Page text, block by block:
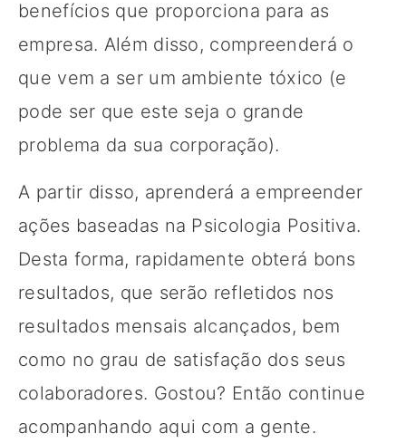
benefícios que proporciona para as
empresa. Além disso, compreenderá o
que vem a ser um ambiente tóxico (e
pode ser que este seja o grande
problema da sua corporação).
A partir disso, aprenderá a empreender
ações baseadas na Psicologia Positiva.
Desta forma, rapidamente obterá bons
resultados, que serão refletidos nos
resultados mensais alcançados, bem
como no grau de satisfação dos seus
colaboradores. Gostou? Então continue
acompanhando aqui com a gente.